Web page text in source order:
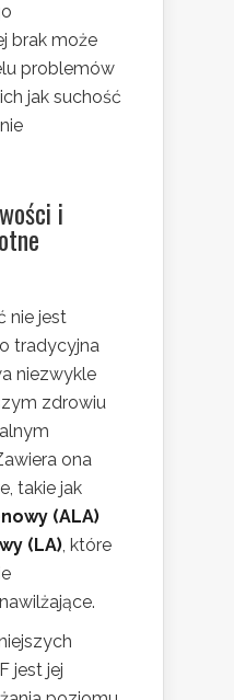
brak może
problemów
jak suchość
i
nie jest
tradycyjna
niezwykle
zdrowiu
ona
takie jak
(ALA)
(LA), które
jest jej